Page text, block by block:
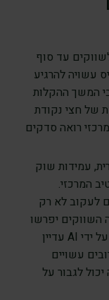
עד סוף
25 נקודות בסיס עשויה להרגיע
המשך ההקלות
של חצי נקודת
רואה סדקים
עמידות שוק
המרכזי.
לעקוב לא רק
יפרשו
את ההנחיות. כאשר האופטימיות המונעת על ידי AI עדיין
עשויים
לגבור על